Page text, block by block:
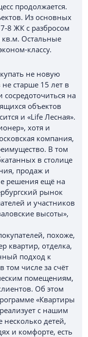
продолжается.
Из основных
8 ЖК с разбросом
кв.м. Остальные
классу.
не новую
старше 15 лет в
на
объектов
и «Life Лесная».
хотя и
компания,
В том
в столице
продаж и
решения ещё на
рынок
и участников
высоты»,
похоже,
квартир, отделка,
подход к
числе за счёт
помещениям,
Об этом
«Квартиры
с нашим
несколько детей,
и комфорте, есть